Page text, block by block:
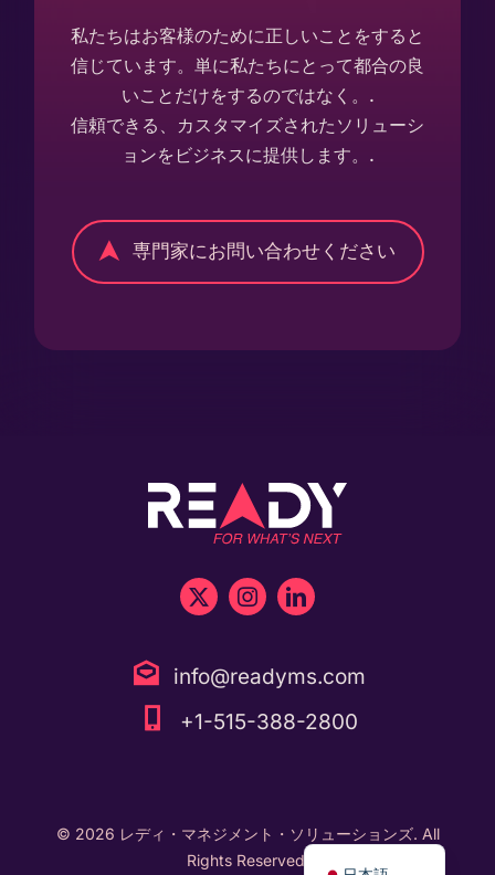
私たちはお客様のために正しいことをすると
信じています。単に私たちにとって都合の良
いことだけをするのではなく。.
信頼できる、カスタマイズされたソリューシ
ョンをビジネスに提供します。.
専門家にお問い合わせください
info@readyms.com
+1-515-388-2800
© 2026 レディ・マネジメント・ソリューションズ. All
Rights Reserved.
English